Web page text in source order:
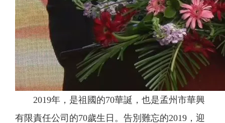
2019年，是祖國的70華誕，也是孟州市華興
有限責任公司的70歲生日。告別難忘的2019，迎